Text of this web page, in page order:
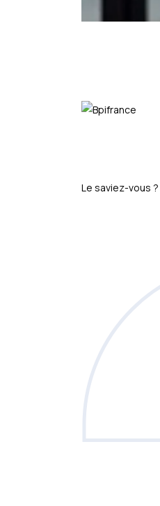
Le saviez-vous ?